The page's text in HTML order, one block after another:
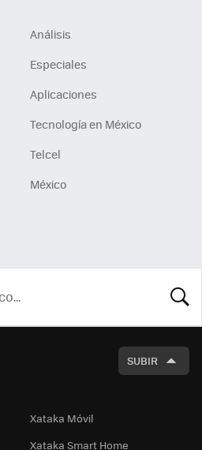
Análisis
Especiales
Aplicaciones
Tecnología en México
Telcel
México
SUBIR
Xataka Móvil
Xataka Smart Home